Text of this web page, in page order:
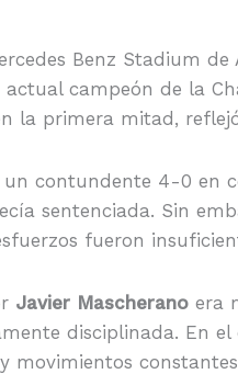
Benz Stadium
actual campeón de la
la primera mitad,
contundente 4-0 en
sentenciada. Sin
fueron
Javier Mascherano era
disciplinada. En
movimientos